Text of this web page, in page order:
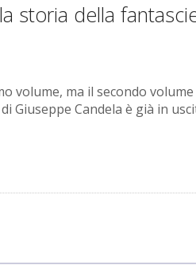
storia della
volume, ma il secondo volume
Giuseppe Candela è già in